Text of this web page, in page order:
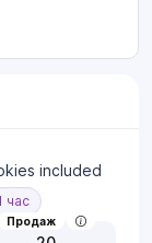
included
час
Продаж